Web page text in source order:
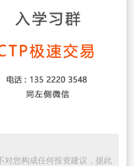
对您构成任何投资建议，据此